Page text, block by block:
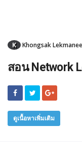
K Khongsak Lekmanee
สอน Network
ดูเนื้อหาเพิ่มเติม